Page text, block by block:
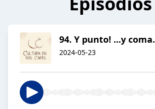
94. Y punto! ...y coma.
2024-05-23